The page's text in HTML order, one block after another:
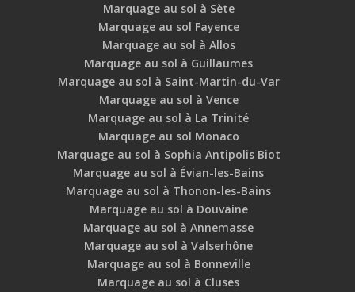
Marquage au sol à Sète
Marquage au sol Fayence
Marquage au sol à Allos
Marquage au sol à Guillaumes
Marquage au sol à Saint-Martin-du-Var
Marquage au sol à Vence
Marquage au sol à La Trinité
Marquage au sol Monaco
Marquage au sol à Sophia Antipolis Biot
Marquage au sol à Évian-les-Bains
Marquage au sol à Thonon-les-Bains
Marquage au sol à Douvaine
Marquage au sol à Annemasse
Marquage au sol à Valserhône
Marquage au sol à Bonneville
Marquage au sol à Cluses